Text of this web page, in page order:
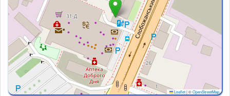
Leaflet|©OpenStreetMap